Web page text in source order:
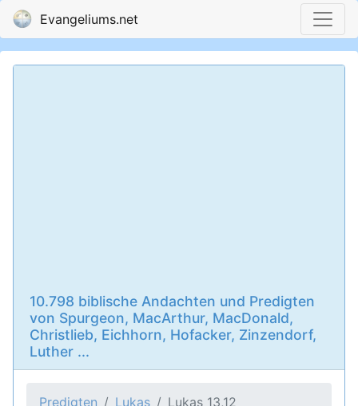
Evangeliums.net
10.798 biblische Andachten und Predigten
von Spurgeon, MacArthur, MacDonald,
Christlieb, Eichhorn, Hofacker, Zinzendorf,
Luther ...
Predigten Lukas Lukas 13,12